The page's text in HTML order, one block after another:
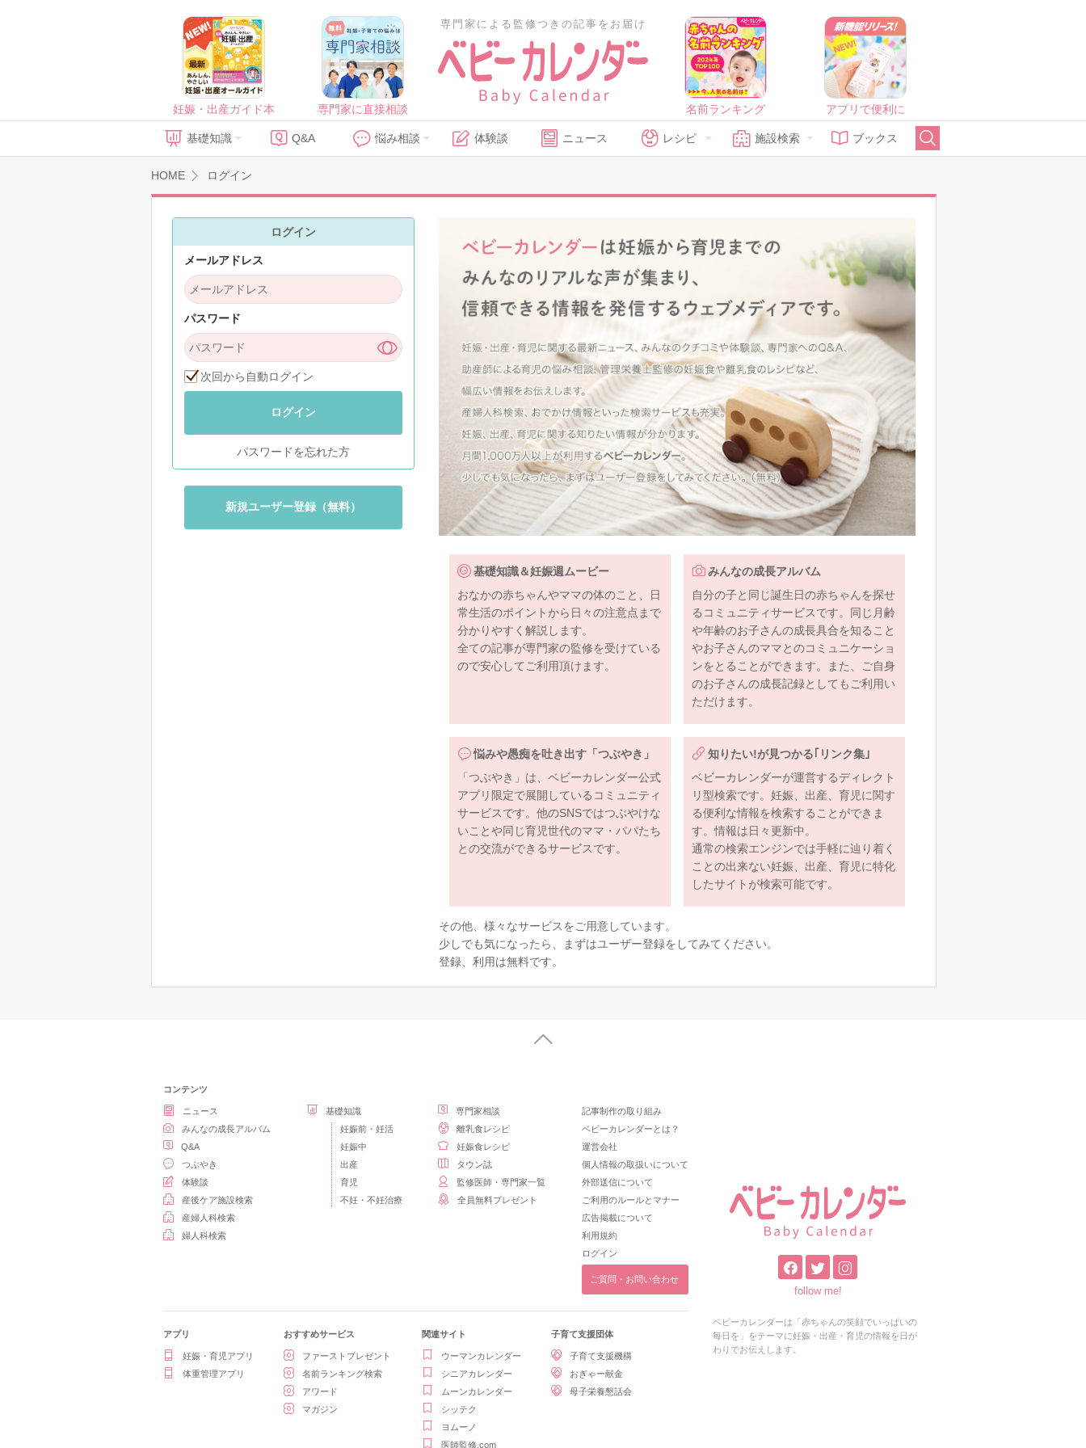
妊娠・出産ガイド本 専門家に直接相談
専門家による監修つきの記事をお届け
名前ランキング アプリで便利に
基礎知識 Q&A 悩み相談 体験談 ニュース レシピ 施設検索 ブックス
HOME ログイン
ログイン
メールアドレス
パスワード
次回から自動ログイン
ログイン
パスワードを忘れた方
新規ユーザー登録（無料）
基礎知識＆妊娠週ムービー
おなかの赤ちゃんやママの体のこと、日
常生活のポイントから日々の注意点まで
分かりやすく解説します。
全ての記事が専門家の監修を受けている
ので安心してご利用頂けます。
みんなの成長アルバム
自分の子と同じ誕生日の赤ちゃんを探せ
るコミュニティサービスです。同じ月齢
や年齢のお子さんの成長具合を知ること
やお子さんのママとのコミュニケーショ
ンをとることができます。また、ご自身
のお子さんの成長記録としてもご利用い
ただけます。
悩みや愚痴を吐き出す「つぶやき」
「つぶやき」は、ベビーカレンダー公式
アプリ限定で展開しているコミュニティ
サービスです。他のSNSではつぶやけな
いことや同じ育児世代のママ・パパたち
との交流ができるサービスです。
知りたい!が見つかる｢リンク集｣
ベビーカレンダーが運営するディレクト
リ型検索です。妊娠、出産、育児に関す
る便利な情報を検索することができま
す。情報は日々更新中。
通常の検索エンジンでは手軽に辿り着く
ことの出来ない妊娠、出産、育児に特化
したサイトが検索可能です。
その他、様々なサービスをご用意しています。
少しでも気になったら、まずはユーザー登録をしてみてください。
登録、利用は無料です。
コンテンツ
ニュース
みんなの成長アルバム
Q&A
つぶやき
体験談
産後ケア施設検索
産婦人科検索
婦人科検索
基礎知識
妊娠前・妊活
妊娠中
出産
育児
不妊・不妊治療
専門家相談
離乳食レシピ
妊娠食レシピ
タウン誌
監修医師・専門家一覧
全員無料プレゼント
記事制作の取り組み
ベビーカレンダーとは？
運営会社
個人情報の取扱いについて
外部送信について
ご利用のルールとマナー
広告掲載について
利用規約
ログイン
ご質問・お問い合わせ
アプリ
妊娠・育児アプリ
体重管理アプリ
おすすめサービス
ファーストプレゼント
名前ランキング検索
アワード
マガジン
関連サイト
ウーマンカレンダー
シニアカレンダー
ムーンカレンダー
シッテク
ヨムーノ
医師監修.com
子育て支援団体
子育て支援機構
おぎゃー献金
母子栄養懇話会
follow me!
ベビーカレンダーは「赤ちゃんの笑顔でいっぱいの
毎日を」をテーマに妊娠・出産・育児の情報を日が
わりでお伝えします。